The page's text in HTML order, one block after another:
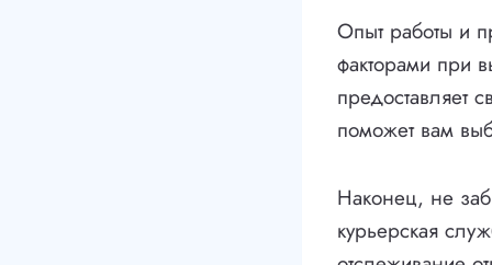
Опыт работы и
факторами при
предоставляет
поможет вам
Наконец, не
курьерская